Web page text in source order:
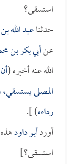
استسقى؟
حدثناعبد الله
عنأبي بكر بن
الله عنه أخبره (
المصلى يستسقي،
رداءه) ].
أوردأبو داود
استسقى؟]